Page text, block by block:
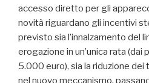
accesso diretto per gli
novità riguardano gli incentivi
previsto sia l’innalzamento del
erogazione in un’unica rata
5.000 euro), sia la riduzione
nel nuovo meccanismo,